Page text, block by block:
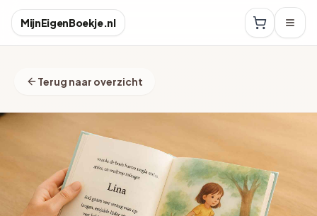
MijnEigenBoekje.nl
Terug naar overzicht